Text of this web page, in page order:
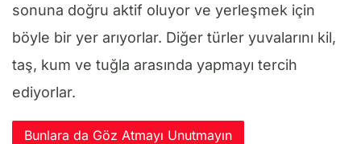
sonuna doğru aktif oluyor ve yerleşmek için
böyle bir yer arıyorlar. Diğer türler yuvalarını kil,
taş, kum ve tuğla arasında yapmayı tercih
ediyorlar.
Bunlara da Göz Atmayı Unutmayın